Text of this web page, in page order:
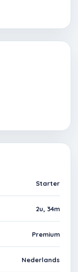
Starter
2u, 34m
Premium
Nederlands